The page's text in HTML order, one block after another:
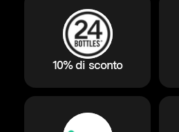
10% di sconto